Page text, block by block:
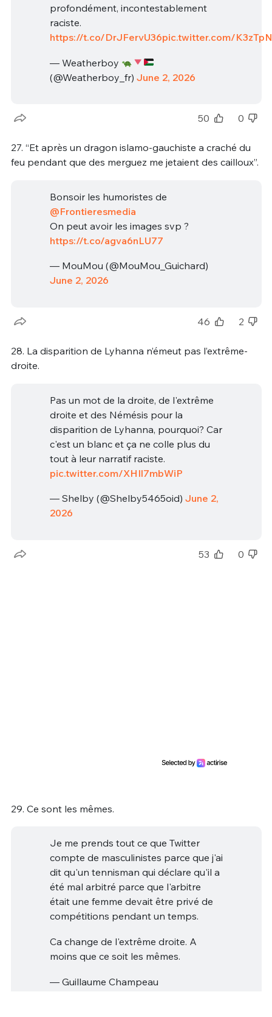
profondément, incontestablement
raciste.
https://t.co/DrJFervU36pic.twitter.com/
— Weatherboy
(@Weatherboy_fr) June 2, 2026
50 0
27. “Et après un dragon islamo-gauchiste a craché du
feu pendant que des merguez me jetaient des cailloux”.
Bonsoir les humoristes de
@Frontieresmedia
On peut avoir les images svp ?
https://t.co/agva6nLU77
— MouMou (@MouMou_Guichard)
June 2, 2026
46 2
28. La disparition de Lyhanna n’émeut pas l’extrême-
droite.
Pas un mot de la droite, de l'extrême
droite et des Némésis pour la
disparition de Lyhanna, pourquoi? Car
c'est un blanc et ça ne colle plus du
tout à leur narratif raciste.
pic.twitter.com/XHIl7mbWiP
— Shelby (@Shelby5465oid) June 2,
2026
53 0
29. Ce sont les mêmes.
Je me prends tout ce que Twitter
compte de masculinistes parce que j'ai
dit qu'un tennisman qui déclare qu'il a
été mal arbitré parce que l'arbitre
était une femme devait être privé de
compétitions pendant un temps.
Ca change de l'extrême droite. A
moins que ce soit les mêmes.
— Guillaume Champeau